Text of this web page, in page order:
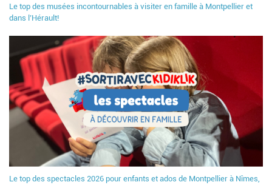
Le top des musées incontournables à visiter en famille à Montpellier et
dans l’Hérault!
Le top des spectacles 2026 pour enfants et ados de Montpellier à Nîmes,